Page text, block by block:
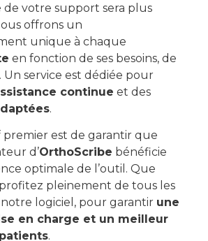
votre support sera plus
offrons un
unique à chaque
en fonction de ses besoins, de
Un service est dédiée pour
continue et des
.
est de garantir que
d’OrthoScribe bénéficie
optimale de l’outil. Que
pleinement de tous les
logiciel, pour garantir une
en charge et un meilleur
.